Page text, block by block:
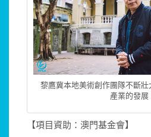
黎鷹冀本地美術創作團隊不斷
產業的發展
【項目資助：澳門基金會】